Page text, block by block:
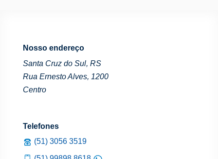
Nosso endereço
Santa Cruz do Sul, RS
Rua Ernesto Alves, 1200
Centro
Telefones
(51) 3056 3519